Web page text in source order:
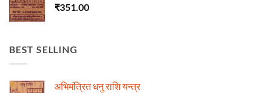
₹351.00
BEST SELLING
अभिमंत्रित धनु राशि यन्त्र